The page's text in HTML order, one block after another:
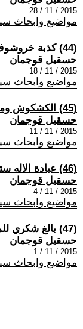
2015 / 11 / 28
مواضيع وابحاث
(44) كذبة خروشوف حول التروتسكية
حسقيل قوجمان
2015 / 11 / 18
مواضيع وابحاث
(45) الكشكوش ومراحل تطوره
حسقيل قوجمان
2015 / 11 / 11
مواضيع وابحاث
(46) عبادة الاله ستالين وكهنتها
حسقيل قوجمان
2015 / 11 / 4
مواضيع وابحاث
(47) بالغ شكري للمعزين بوفاة اخي يعقوب قوجمان
حسقيل قوجمان
2015 / 11 / 1
مواضيع وابحاث